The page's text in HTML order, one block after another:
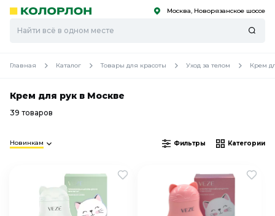
Скоро
Скоро Москва, Новорязанское шоссе
Главная Каталог Товары для красоты Уход за телом Крем
Крем для рук в Москве
39 товаров
Новинкам Фильтры Категории